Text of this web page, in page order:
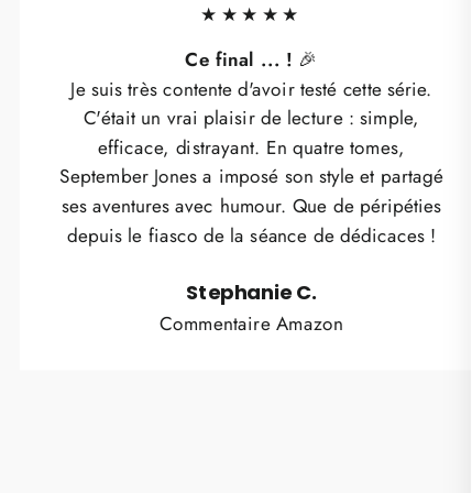
★★★★★
Ce final ... ! 🎉
Je suis très contente d'avoir testé cette série.
C'était un vrai plaisir de lecture : simple,
efficace, distrayant. En quatre tomes,
September Jones a imposé son style et partagé
ses aventures avec humour. Que de péripéties
depuis le fiasco de la séance de dédicaces !
Stephanie C.
Commentaire Amazon